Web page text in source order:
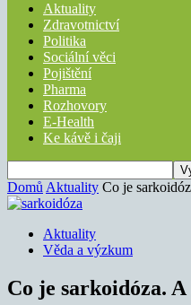
Aktuality
Zdravotnictví
Politika
Sociální věci
Pojištění
Pharma
Rozhovory
E-Health
Ke kávě i čaji
Domů Aktuality Co je
Aktuality
Věda a výzkum
Co je sarkoidóza.